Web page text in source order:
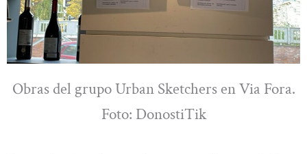
Obras del grupo Urban Sketchers en Via Fora.
Foto: DonostiTik